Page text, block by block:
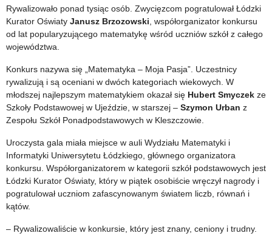
Rywalizowało ponad tysiąc osób. Zwycięzcom pogratulował Łódzki
Kurator Oświaty Janusz Brzozowski , współorganizator konkursu
od lat popularyzującego matematykę wśród uczniów szkół z całego
województwa.
Konkurs nazywa się „Matematyka – Moja Pasja”. Uczestnicy
rywalizują i są oceniani w dwóch kategoriach wiekowych. W
młodszej najlepszym matematykiem okazał się Hubert Smyczek ze
Szkoły Podstawowej w Ujeździe, w starszej – Szymon Urban z
Zespołu Szkół Ponadpodstawowych w Kleszczowie.
Uroczysta gala miała miejsce w auli Wydziału Matematyki i
Informatyki Uniwersytetu Łódzkiego, głównego organizatora
konkursu. Współorganizatorem w kategorii szkół podstawowych jest
Łódzki Kurator Oświaty, który w piątek osobiście wręczył nagrody i
pogratulował uczniom zafascynowanym światem liczb, równań i
kątów.
– Rywalizowaliście w konkursie, który jest znany, ceniony i trudny.
dyrektorami
przedszkoli
szkół
podstawowych
lecie